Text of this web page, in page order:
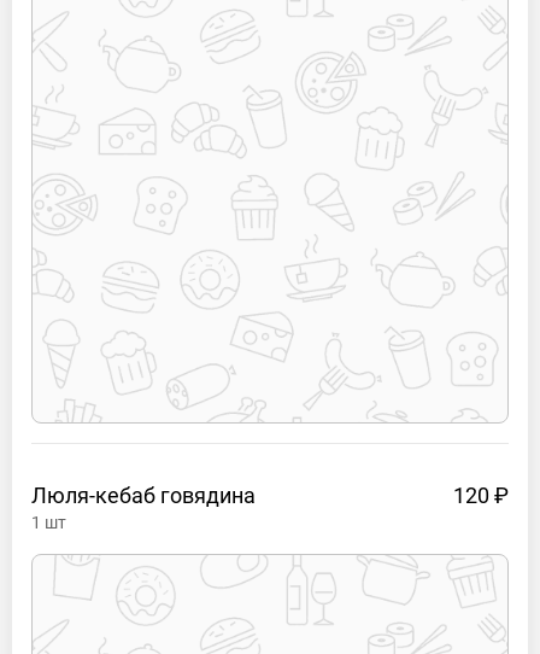
Люля-кебаб говядина 120 ₽
1 шт